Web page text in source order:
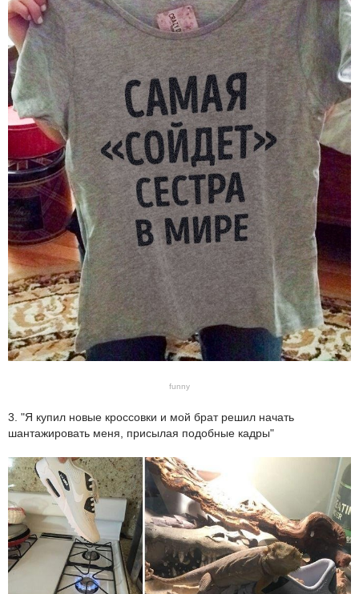
funny
3. "Я купил новые кроссовки и мой брат решил начать
шантажировать меня, присылая подобные кадры"